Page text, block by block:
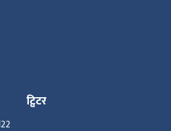
ट्विटर